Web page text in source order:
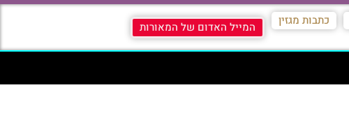
כתבות מגזין המייל האדום של המאורות